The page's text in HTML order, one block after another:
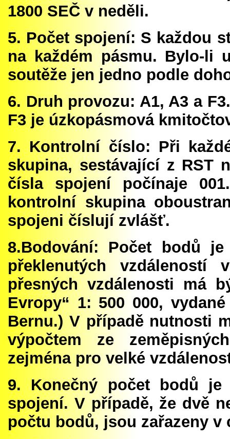
1800 SEČ v neděli.
5. Počet spojení: S každou
na každém pásmu. Bylo-li
soutěže jen jedno podle
6. Druh provozu: A1, A3 a
F3 je úzkopásmová
7. Kontrolní číslo: Při
skupina, sestávající z RST
čísla spojení počínaje
kontrolní skupina
spojeni číslují zvlášť.
8.Bodování: Počet bodů
překlenutých
přesných vzdálenosti má
Evropy“ 1: 500 000,
Bernu.) V případě nutnosti
výpočtem ze
zejména pro velké
9. Konečný počet bodů
spojení. V případě, že dvě
počtu bodů, jsou zařazeny